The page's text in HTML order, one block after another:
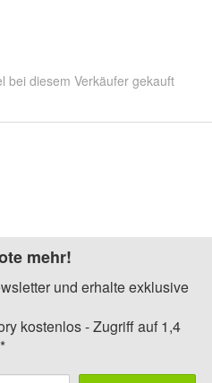
bei diesem Verkäufer gekauft
mehr!
und erhalte exklusive
kostenlos - Zugriff auf 1,4